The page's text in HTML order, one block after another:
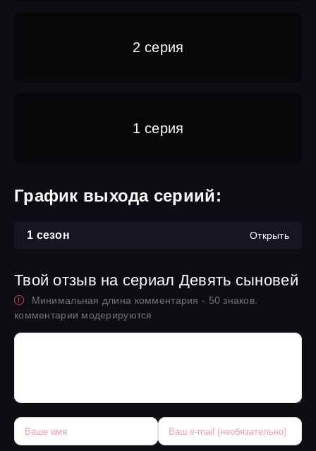
2 серия
1 серия
График выхода сериий:
1 сезон Открыть
Твой отзыв на сериал Девять сыновей
Минимальная длина комментария - 50 знаков.
комментарии модерируются